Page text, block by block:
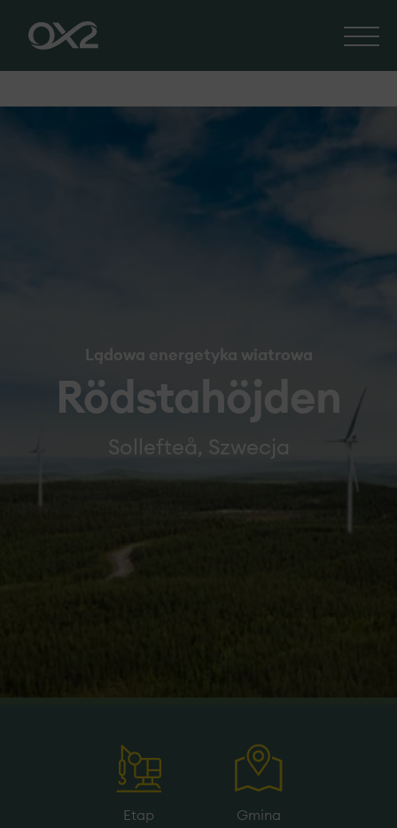
Lądowa energetyka wiatrowa
Rödstahöjden
Sollefteå, Szwecja
Etap Gmina